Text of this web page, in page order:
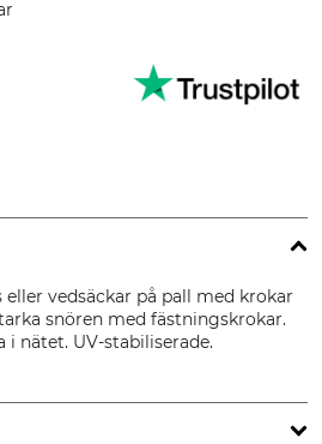
vedsäckar på pall med krokar
snören med fästningskrokar.
nätet. UV-stabiliserade.